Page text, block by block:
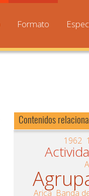
Formato
Contenidos
1962
Arica Banda